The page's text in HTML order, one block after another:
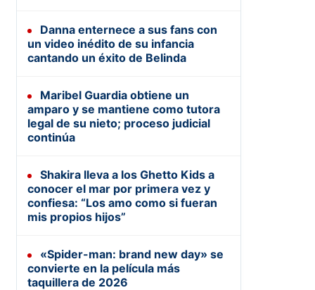
Danna enternece a sus fans con
un video inédito de su infancia
cantando un éxito de Belinda
Maribel Guardia obtiene un
amparo y se mantiene como tutora
legal de su nieto; proceso judicial
continúa
Shakira lleva a los Ghetto Kids a
conocer el mar por primera vez y
confiesa: “Los amo como si fueran
mis propios hijos”
«Spider-man: brand new day» se
convierte en la película más
taquillera de 2026